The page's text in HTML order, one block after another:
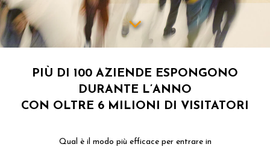
PIÙ DI 100 AZIENDE ESPONGONO
DURANTE L’ANNO
CON OLTRE 6 MILIONI DI VISITATORI
Qual è il modo più efficace per entrare in